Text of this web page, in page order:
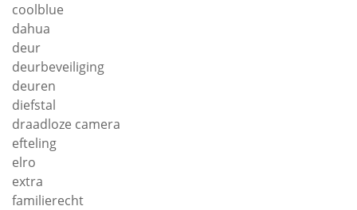
coolblue
dahua
deur
deurbeveiliging
deuren
diefstal
draadloze camera
efteling
elro
extra
familierecht